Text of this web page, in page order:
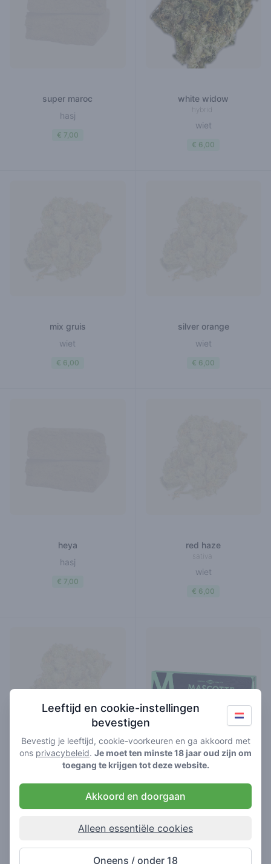
super maroc
hasj
€ 7,00
white widow
hybrid
wiet
€ 6,00
mix gruis
wiet
€ 6,00
silver orange
wiet
€ 6,00
heya
hasj
€ 7,00
red haze
sativa
wiet
€ 6,00
classic haze
€ 6,00
white
slim size
combi pack
supplies
Mascotte
Leeftijd en cookie-instellingen
bevestigen
Bevestig je leeftijd, cookie-voorkeuren en ga akkoord met
ons privacybeleid. Je moet ten minste 18 jaar oud zijn om
toegang te krijgen tot deze website.
Akkoord en doorgaan
Alleen essentiële cookies
Oneens / onder 18